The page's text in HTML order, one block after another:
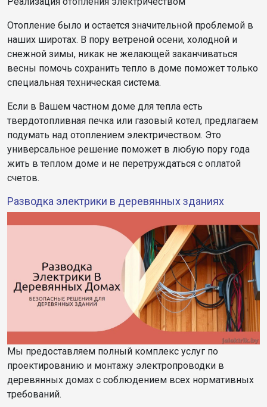
Отопление было и остается значительной проблемой в
наших широтах. В пору ветреной осени, холодной и
снежной зимы, никак не желающей заканчиваться
весны помочь сохранить тепло в доме поможет только
специальная техническая система.
Если в Вашем частном доме для тепла есть
твердотопливная печка или газовый котел, предлагаем
подумать над отоплением электричеством. Это
универсальное решение поможет в любую пору года
жить в теплом доме и не перетруждаться с оплатой
счетов.
Разводка электрики в деревянных зданиях
Мы предоставляем полный комплекс услуг по
проектированию и монтажу электропроводки в
деревянных домах с соблюдением всех нормативных
требований.